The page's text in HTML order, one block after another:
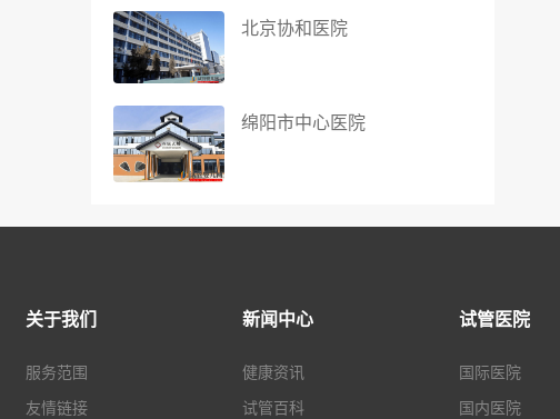
北京协和医院
绵阳市中心医院
关于我们
服务范围
友情链接
新闻中心
健康资讯
试管百科
试管医院
国际医院
国内医院